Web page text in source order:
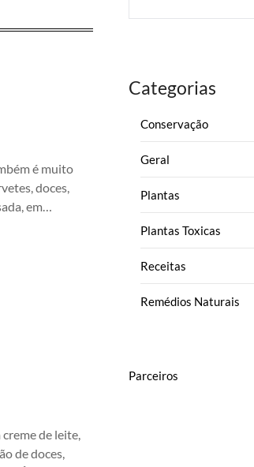
é muito
doces,
em…
creme de leite,
de doces,
Categorias
Conservação
Geral
Plantas
Plantas Toxicas
Receitas
Remédios Naturais
Parceiros